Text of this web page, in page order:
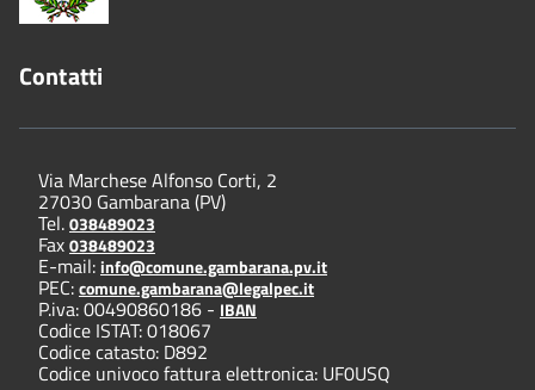
Contatti
Via Marchese Alfonso Corti, 2
27030 Gambarana (PV)
Tel.038489023
Fax038489023
E-mail:info@comune.gambarana.pv.it
PEC:comune.gambarana@legalpec.it
P.iva: 00490860186 - IBAN
Codice ISTAT: 018067
Codice catasto: D892
Codice univoco fattura elettronica: UF0USQ